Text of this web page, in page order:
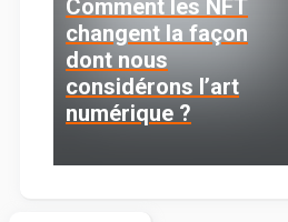
Comment les NFT
changent la façon
dont nous
considérons l’art
numérique ?